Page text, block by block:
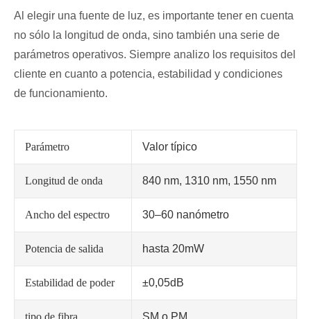
Al elegir una fuente de luz, es importante tener en cuenta
no sólo la longitud de onda, sino también una serie de
parámetros operativos. Siempre analizo los requisitos del
cliente en cuanto a potencia, estabilidad y condiciones
de funcionamiento.
Parámetro Valor típico
Longitud de onda 840 nm, 1310 nm, 1550 nm
Ancho del espectro 30–60 nanómetro
Potencia de salida hasta 20mW
Estabilidad de poder ±0,05dB
tipo de fibra SM o PM